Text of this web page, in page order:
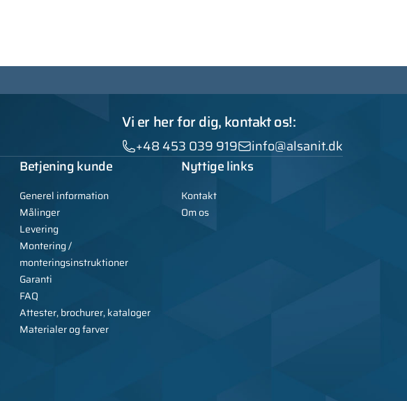
Vi er her for dig, kontakt os!:
+48 453 039 919
info@alsanit.dk
Betjening kunde
Generel information
Målinger
Levering
Montering /
monteringsinstruktioner
Garanti
FAQ
Attester, brochurer, kataloger
Materialer og farver
Nyttige links
Kontakt
Om os